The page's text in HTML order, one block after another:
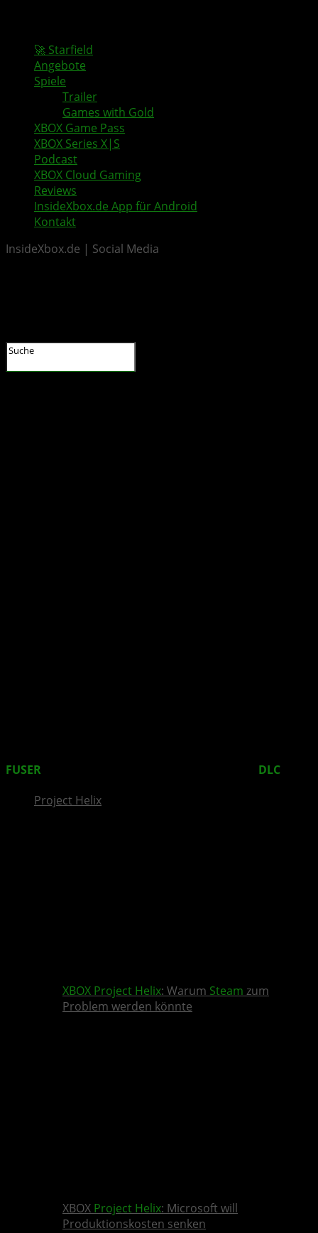
🚀 Starfield
Angebote
Spiele
Trailer
Games with Gold
XBOX Game Pass
XBOX Series X|S
Podcast
XBOX Cloud Gaming
Reviews
InsideXbox.de App für Android
Kontakt
InsideXbox.de | Social Media
FUSER DLC
Project Helix
XBOX Project Helix: Warum Steam zum
Problem werden könnte
XBOX Project Helix: Microsoft will
Produktionskosten senken